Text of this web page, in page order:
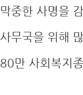
막중한 사명을
사무국을 위해
80만 사회복지